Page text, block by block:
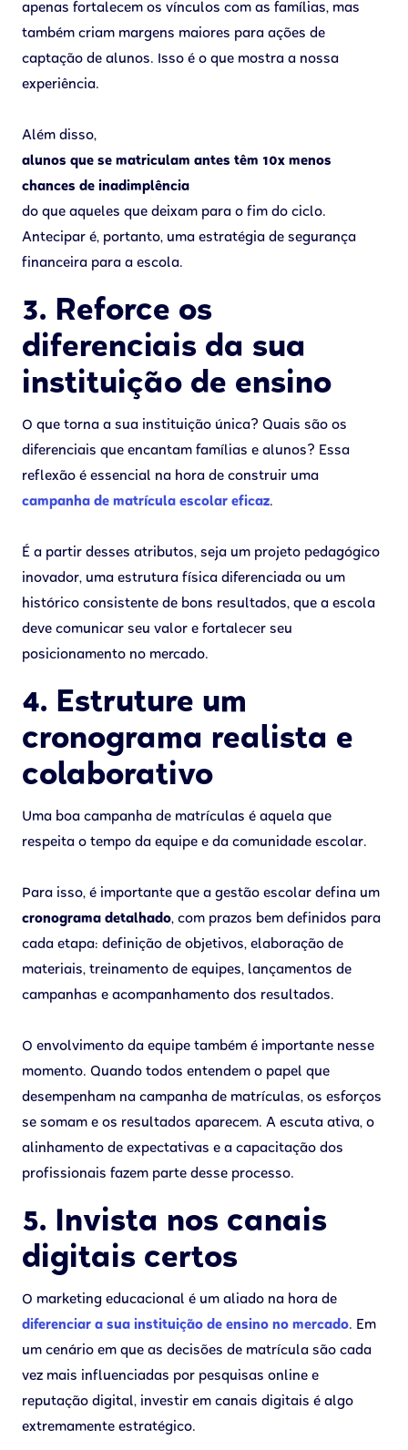
apenas fortalecem os vínculos com as famílias, mas
também criam margens maiores para ações de
captação de alunos. Isso é o que mostra a nossa
experiência.
Além disso,
alunos que se matriculam antes têm 10x menos
chances de inadimplência
do que aqueles que deixam para o fim do ciclo.
Antecipar é, portanto, uma estratégia de segurança
financeira para a escola.
3. Reforce os
diferenciais da sua
instituição de ensino
O que torna a sua instituição única? Quais são os
diferenciais que encantam famílias e alunos? Essa
reflexão é essencial na hora de construir uma
campanha de matrícula escolar eficaz.
É a partir desses atributos, seja um projeto pedagógico
inovador, uma estrutura física diferenciada ou um
histórico consistente de bons resultados, que a escola
deve comunicar seu valor e fortalecer seu
posicionamento no mercado.
4. Estruture um
cronograma realista e
colaborativo
Uma boa campanha de matrículas é aquela que
respeita o tempo da equipe e da comunidade escolar.
Para isso, é importante que a gestão escolar defina um
cronograma detalhado, com prazos bem definidos para
cada etapa: definição de objetivos, elaboração de
materiais, treinamento de equipes, lançamentos de
campanhas e acompanhamento dos resultados.
O envolvimento da equipe também é importante nesse
momento. Quando todos entendem o papel que
desempenham na campanha de matrículas, os esforços
se somam e os resultados aparecem. A escuta ativa, o
alinhamento de expectativas e a capacitação dos
profissionais fazem parte desse processo.
5. Invista nos canais
digitais certos
O marketing educacional é um aliado na hora de
diferenciar a sua instituição de ensino no mercado. Em
um cenário em que as decisões de matrícula são cada
vez mais influenciadas por pesquisas online e
reputação digital, investir em canais digitais é algo
extremamente estratégico.